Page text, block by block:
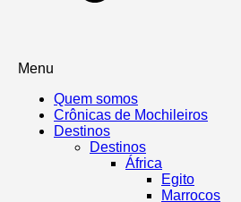
Menu
Quem somos
Crônicas de Mochileiros
Destinos
Destinos
África
Egito
Marrocos